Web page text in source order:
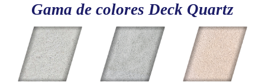
Gama de colores Deck Quartz